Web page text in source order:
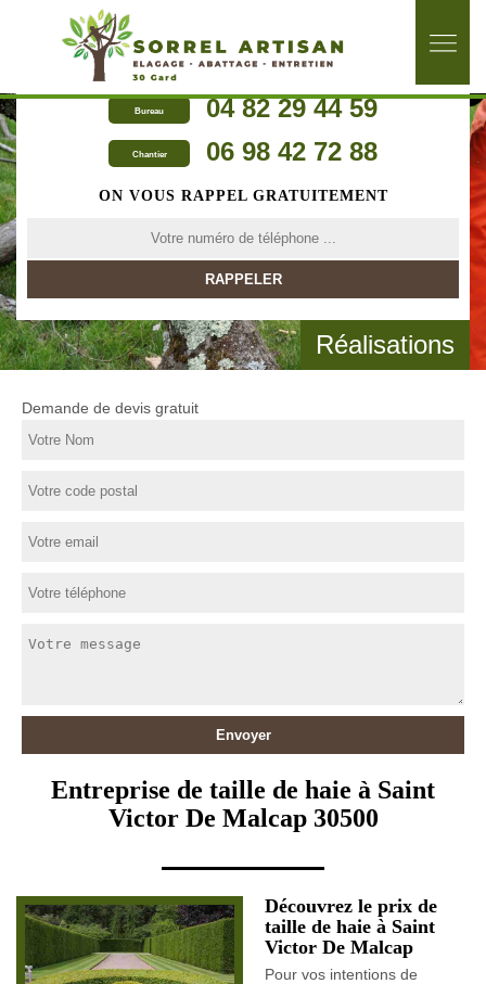
Bureau 04 82 29 44 59
Chantier 06 98 42 72 88
ON VOUS RAPPEL GRATUITEMENT
Réalisations
Demande de devis gratuit
Entreprise de taille de haie à Saint
Victor De Malcap 30500
Découvrez le prix de
taille de haie à Saint
Victor De Malcap
Pour vos intentions de